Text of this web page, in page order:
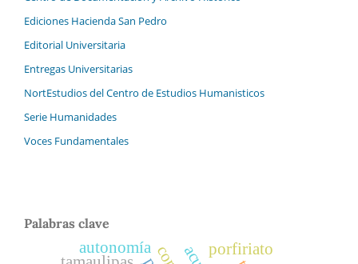
Ediciones Hacienda San Pedro
Editorial Universitaria
Entregas Universitarias
NortEstudios del Centro de Estudios Humanisticos
Serie Humanidades
Voces Fundamentales
Palabras clave
porfiriato
autonomía